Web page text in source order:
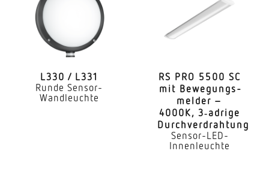
3000 K
Farbwiedergabeindex
Mit Leuchtmittel
Ja, STEINEL LED-System
L330 / L331
Runde Sensor-
Wandleuchte
RS PRO 5500 SC
mit Bewe­gungs­
melder –
4000K, 3‑adrige
Durchverdrahtung
Sensor-LED-
Innenleuchte